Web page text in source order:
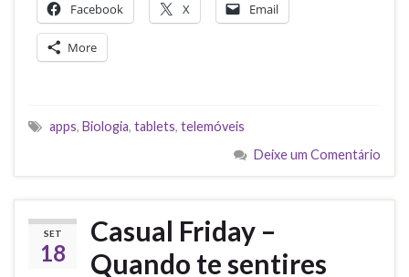
Facebook X Email
More
apps, Biologia, tablets, telemóveis
Deixe um Comentário
SET
18
Casual Friday –
Quando te sentires